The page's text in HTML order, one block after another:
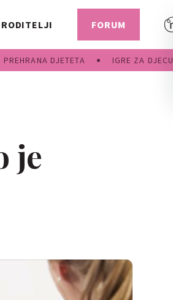
PREHRANA DJETETA IGRE ZA DJECU
RODITELJI FORUM
je